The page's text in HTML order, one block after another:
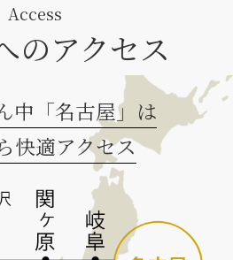
Access
のアクセス
中「名古屋」は
快適アクセス